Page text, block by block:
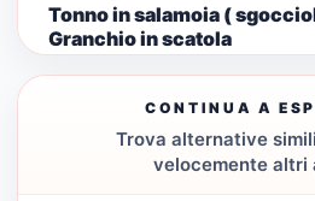
Tonno in salamoia (
Granchio in scatola
CONTINUA A
Trova alternative
velocemente altri